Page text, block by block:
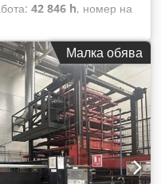
42 846 h, номер на
FANUC 6M
шпиндел: 5,5 kW
24 Дебелина на
отвора: 88,9 mm Размер
1000 x 1000 mm
ПРЕПОЗИЦИОНИРАНЕ:
на листа: 50 kg
удара: 200 удара/мин
Ш x В): 4500 x 3200 x
Малка обява